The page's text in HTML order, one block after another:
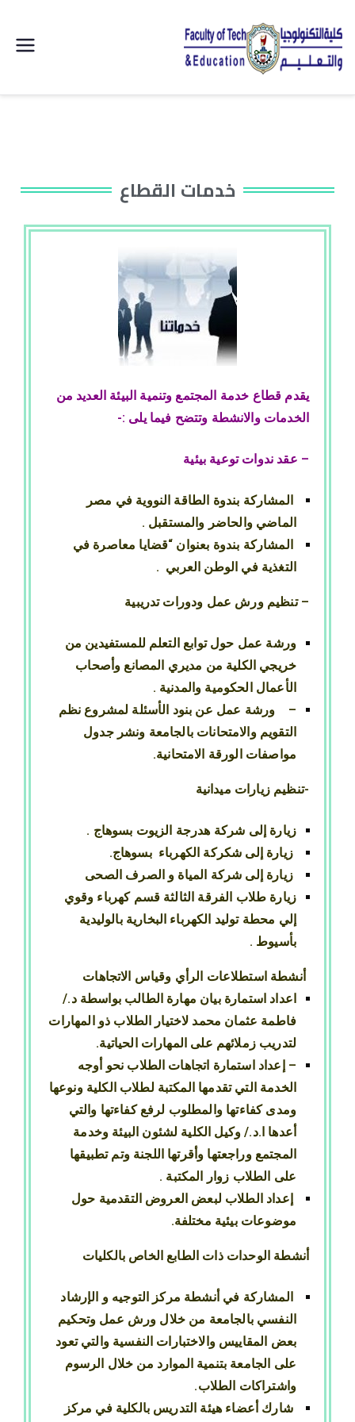
التكنولوجيا
الصناعى
جامعة
سوهاج |
خدمات القطاع
يقدم قطاع خدمة المجتمع وتنمية البيئة العديد من
الخدمات والانشطة وتتضح فيما يلى :-
– عقد ندوات توعية بيئية
المشاركة بندوة الطاقة النووية في مصر
الماضي والحاضر والمستقبل .
المشاركة بندوة بعنوان “قضايا معاصرة في
التغذية في الوطن العربي .
– تنظيم ورش عمل ودورات تدريبية
ورشة عمل حول توابع التعلم للمستفيدين من
خريجي الكلية من مديري المصانع وأصحاب
الأعمال الحكومية والمدنية .
– ورشة عمل عن بنود الأسئلة لمشروع نظم
التقويم والامتحانات بالجامعة ونشر جدول
مواصفات الورقة الامتحانية.
-تنظيم زيارات ميدانية
زيارة إلى شركة هدرجة الزيوت بسوهاج .
زيارة إلى شكركة الكهرباء بسوهاج.
زيارة إلى شركة المياة و الصرف الصحى
زيارة طلاب الفرقة الثالثة قسم كهرباء وقوي
إلي محطة توليد الكهرباء البخارية بالوليدية
بأسيوط .
أنشطة استطلاعات الرأي وقياس الاتجاهات
اعداد استمارة بيان مهارة الطالب بواسطة د./
فاطمة عثمان محمد لاختيار الطلاب ذو المهارات
لتدريب زملائهم على المهارات الحياتية.
– إعداد استمارة اتجاهات الطلاب نحو أوجه
الخدمة التي تقدمها المكتبة لطلاب الكلية ونوعها
ومدى كفاءتها والمطلوب لرفع كفاءتها والتي
أعدها ا.د./ وكيل الكلية لشئون البيئة وخدمة
المجتمع وراجعتها وأقرتها اللجنة وتم تطبيقها
على الطلاب زوار المكتبة .
إعداد الطلاب لبعض العروض التقدمية حول
موضوعات بيئية مختلفة.
أنشطة الوحدات ذات الطابع الخاص بالكليات
المشاركة في أنشطة مركز التوجيه و الإرشاد
النفسي بالجامعة من خلال ورش عمل وتحكيم
بعض المقاييس والاختبارات النفسية والتي تعود
على الجامعة بتنمية الموارد من خلال الرسوم
واشتراكات الطلاب.
شارك أعضاء هيئة التدريس بالكلية في مركز